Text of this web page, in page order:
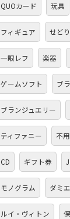
QUOカード 玩具
フィギュア せどり
一眼レフ 楽器
ゲームソフト ブ
ブランジュエリー
ティファニー 不
CD ギフト券
モノグラム ダミエ
ルイ・ヴィトン